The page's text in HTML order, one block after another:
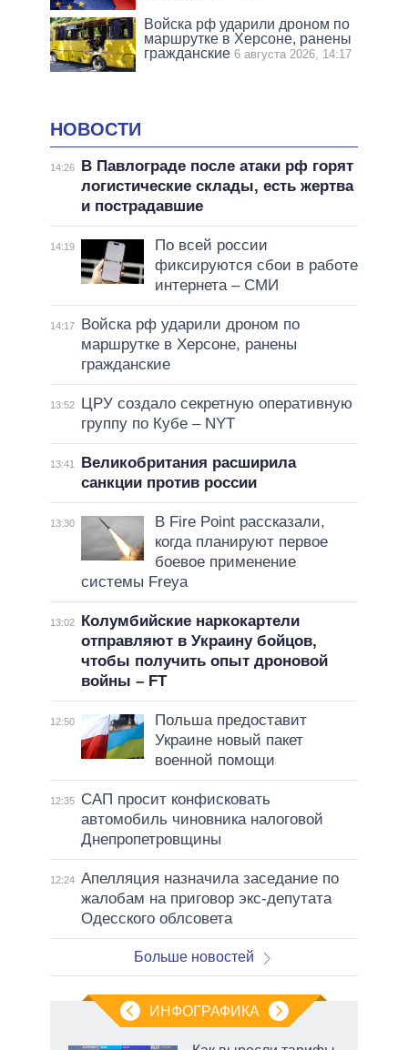
Войска рф ударили дроном по
маршрутке в Херсоне, ранены
гражданские 6 августа 2026, 14:17
НОВОСТИ
14:26
В Павлограде после атаки рф горят
логистические склады, есть жертва
и пострадавшие
14:19
По всей россии
фиксируются сбои в работе
интернета – СМИ
14:17
Войска рф ударили дроном по
маршрутке в Херсоне, ранены
гражданские
13:52
ЦРУ создало секретную оперативную
группу по Кубе – NYT
13:41
Великобритания расширила
санкции против россии
13:30
В Fire Point рассказали,
когда планируют первое
боевое применение
системы Freya
13:02
Колумбийские наркокартели
отправляют в Украину бойцов,
чтобы получить опыт дроновой
войны – FT
12:50
Польша предоставит
Украине новый пакет
военной помощи
12:35
САП просит конфисковать
автомобиль чиновника налоговой
Днепропетровщины
12:24 Апелляция назначила заседание по
жалобам на приговор экс-депутата
Одесского облсовета
Больше новостей
ИНФОГРАФИКА